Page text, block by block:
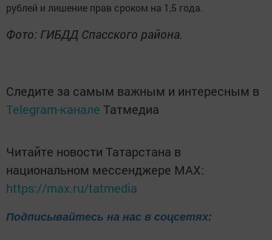
рублей и лишение прав сроком на 1,5 года.
Фото: ГИБДД Спасского района.
Следите за самым важным и интересным в
Telegram-канале Татмедиа
Читайте новости Татарстана в
национальном мессенджере MАХ:
https://max.ru/tatmedia
Подписывайтесь на нас в соцсетях: